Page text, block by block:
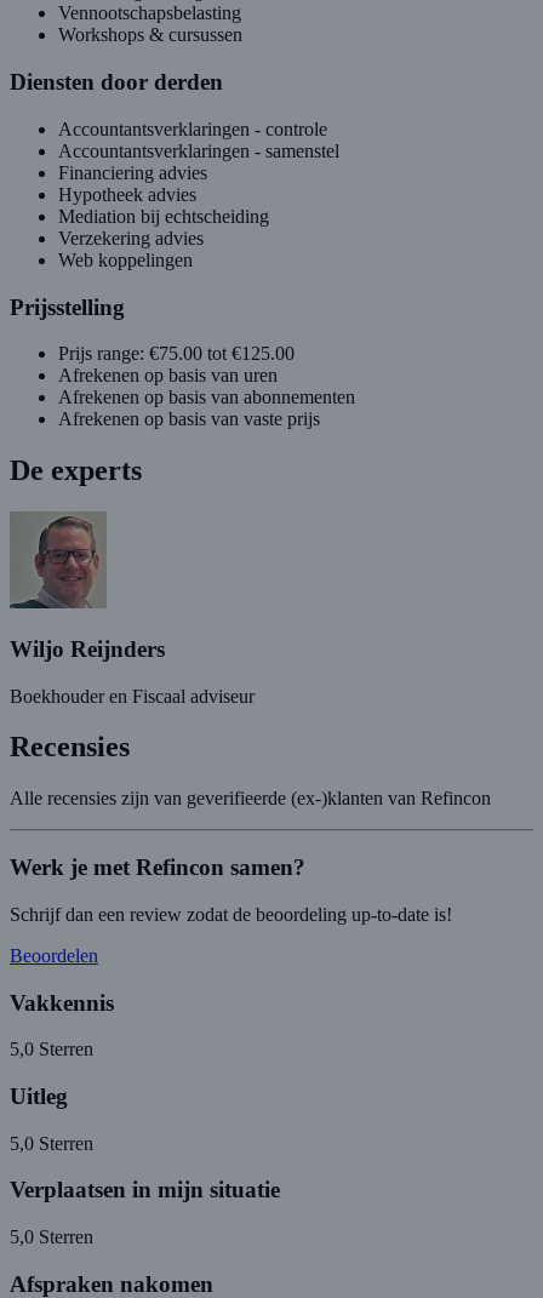
Vennootschapsbelasting
Workshops & cursussen
Diensten door derden
Accountantsverklaringen - controle
Accountantsverklaringen - samenstel
Financiering advies
Hypotheek advies
Mediation bij echtscheiding
Verzekering advies
Web koppelingen
Prijsstelling
Prijs range: €75.00 tot €125.00
Afrekenen op basis van uren
Afrekenen op basis van abonnementen
Afrekenen op basis van vaste prijs
De experts
Wiljo Reijnders
Boekhouder en Fiscaal adviseur
Recensies
Alle recensies zijn van geverifieerde (ex-)klanten van Refincon
Werk je met Refincon samen?
Schrijf dan een review zodat de beoordeling up-to-date is!
Beoordelen
Vakkennis
5,0 Sterren
Uitleg
5,0 Sterren
Verplaatsen in mijn situatie
5,0 Sterren
Afspraken nakomen